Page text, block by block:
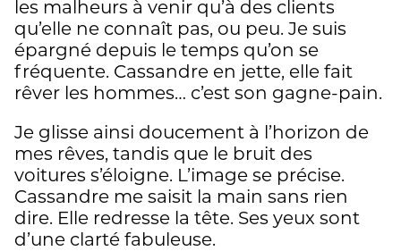
les malheurs à venir qu’à des clients
qu’elle ne connaît pas, ou peu. Je suis
épargné depuis le temps qu’on se
fréquente. Cassandre en jette, elle fait
rêver les hommes… c’est son gagne-pain.
Je glisse ainsi doucement à l’horizon de
mes rêves, tandis que le bruit des
voitures s’éloigne. L’image se précise.
Cassandre me saisit la main sans rien
dire. Elle redresse la tête. Ses yeux sont
d’une clarté fabuleuse.